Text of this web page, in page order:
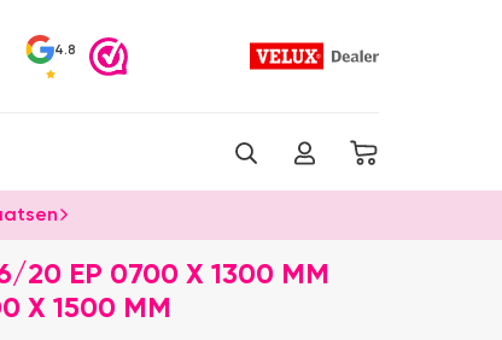
4.8
20 EP 0700 X 1300 MM
X 1500 MM